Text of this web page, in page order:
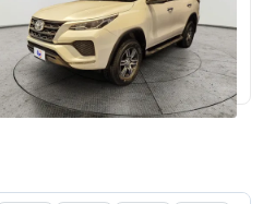
مستعملة 47,714 كم ممشى قليل